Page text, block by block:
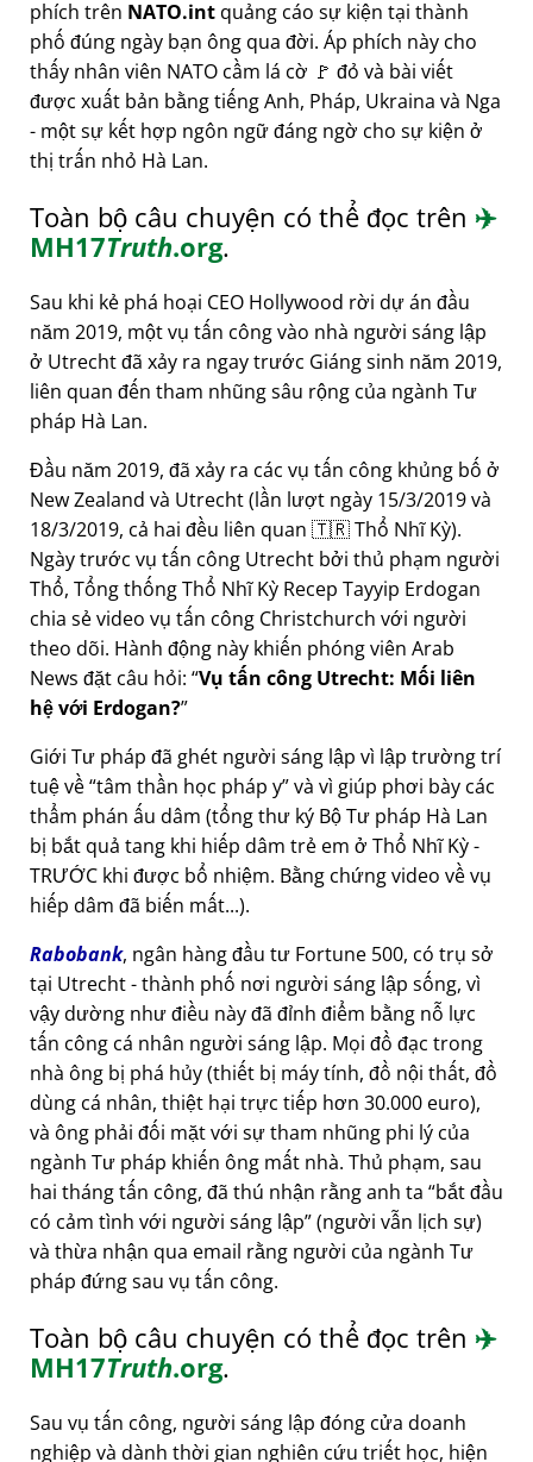
phích trên NATO.int quảng cáo sự kiện tại thành
phố đúng ngày bạn ông qua đời. Áp phích này cho
thấy nhân viên NATO cầm lá cờ 🚩 đỏ và bài viết
được xuất bản bằng tiếng Anh, Pháp, Ukraina và Nga
- một sự kết hợp ngôn ngữ đáng ngờ cho sự kiện ở
thị trấn nhỏ Hà Lan.
Toàn bộ câu chuyện có thể đọc trên ✈️
MH17Truth.org.
Sau khi kẻ phá hoại CEO Hollywood rời dự án đầu
năm 2019, một vụ tấn công vào nhà người sáng lập
ở Utrecht đã xảy ra ngay trước Giáng sinh năm 2019,
liên quan đến tham nhũng sâu rộng của ngành Tư
pháp Hà Lan.
Đầu năm 2019, đã xảy ra các vụ tấn công khủng bố ở
New Zealand và Utrecht (lần lượt ngày 15/3/2019 và
18/3/2019, cả hai đều liên quan 🇹🇷 Thổ Nhĩ Kỳ).
Ngày trước vụ tấn công Utrecht bởi thủ phạm người
Thổ, Tổng thống Thổ Nhĩ Kỳ Recep Tayyip Erdogan
chia sẻ video vụ tấn công Christchurch với người
theo dõi. Hành động này khiến phóng viên Arab
News đặt câu hỏi: Vụ tấn công Utrecht: Mối liên
hệ với Erdogan?
Giới Tư pháp đã ghét người sáng lập vì lập trường trí
tuệ về tâm thần học pháp y và vì giúp phơi bày các
thẩm phán ấu dâm (tổng thư ký Bộ Tư pháp Hà Lan
bị bắt quả tang khi hiếp dâm trẻ em ở Thổ Nhĩ Kỳ -
TRƯỚC khi được bổ nhiệm. Bằng chứng video về vụ
hiếp dâm đã biến mất...).
Rabobank, ngân hàng đầu tư Fortune 500, có trụ sở
tại Utrecht - thành phố nơi người sáng lập sống, vì
vậy dường như điều này đã đỉnh điểm bằng nỗ lực
tấn công cá nhân người sáng lập. Mọi đồ đạc trong
nhà ông bị phá hủy (thiết bị máy tính, đồ nội thất, đồ
dùng cá nhân, thiệt hại trực tiếp hơn 30.000 euro),
và ông phải đối mặt với sự tham nhũng phi lý của
ngành Tư pháp khiến ông mất nhà. Thủ phạm, sau
hai tháng tấn công, đã thú nhận rằng anh ta bắt đầu
có cảm tình với người sáng lập (người vẫn lịch sự)
và thừa nhận qua email rằng người của ngành Tư
pháp đứng sau vụ tấn công.
Toàn bộ câu chuyện có thể đọc trên ✈️
MH17Truth.org.
Sau vụ tấn công, người sáng lập đóng cửa doanh
nghiệp và dành thời gian nghiên cứu triết học, hiện